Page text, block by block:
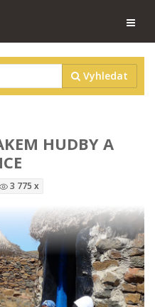
Vyhledat
HUDBY A
3 775 x